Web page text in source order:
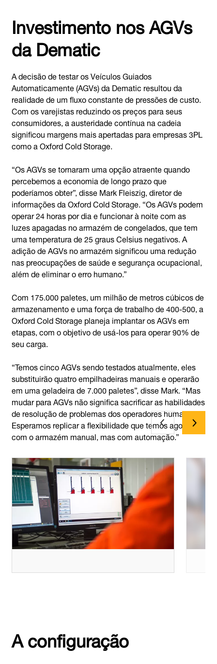
Investimento nos AGVs
da Dematic
A decisão de testar os Veículos Guiados
Automaticamente (AGVs) da Dematic resultou da
realidade de um fluxo constante de pressões de custo.
Com os varejistas reduzindo os preços para seus
consumidores, a austeridade contínua na cadeia
significou margens mais apertadas para empresas 3PL
como a Oxford Cold Storage.
“Os AGVs se tornaram uma opção atraente quando
percebemos a economia de longo prazo que
poderíamos obter”, disse Mark Fleiszig, diretor de
informações da Oxford Cold Storage. “Os AGVs podem
operar 24 horas por dia e funcionar à noite com as
luzes apagadas no armazém de congelados, que tem
uma temperatura de 25 graus Celsius negativos. A
adição de AGVs no armazém significou uma redução
nas preocupações de saúde e segurança ocupacional,
além de eliminar o erro humano.”
Com 175.000 paletes, um milhão de metros cúbicos de
armazenamento e uma força de trabalho de 400-500, a
Oxford Cold Storage planeja implantar os AGVs em
etapas, com o objetivo de usá-los para operar 90% de
seu carga.
“Temos cinco AGVs sendo testados atualmente, eles
substituirão quatro empilhadeiras manuais e operarão
em uma geladeira de 7.000 paletes”, disse Mark. “Mas
mudar para AGVs não significa sacrificar as habilidades
de resolução de problemas dos operadores humanos.
Esperamos replicar a flexibilidade que temos agora
com o armazém manual, mas com automação.”
A configuração